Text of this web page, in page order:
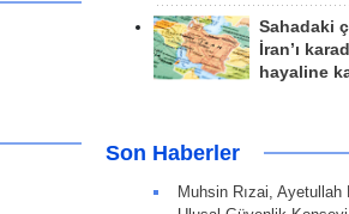
Sahadaki
İran’ı
hayaline
Son Haberler
Muhsin Rızai, Ayetullah